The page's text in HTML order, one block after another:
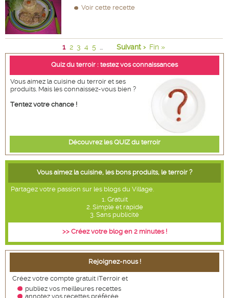
Voir cette recette
1 2 3 4 5 ... Suivant › Fin »
Quiz du terroir : testez vos connaissances
Vous aimez la cuisine du terroir et ses
produits. Mais les connaissez-vous bien ?
Tentez votre chance !
Découvrez les QUIZ du terroir
Vous aimez la cuisine, les bons produits, le terroir ?
Partagez votre passion sur les blogs du Village.
1. Gratuit
2. Simple et rapide
3. Sans publicité
>> Créez votre blog en 2 minutes !
Rejoignez-nous !
Créez votre compte gratuit iTerroir et
publiez vos meilleures recettes
annotez vos recettes préférée